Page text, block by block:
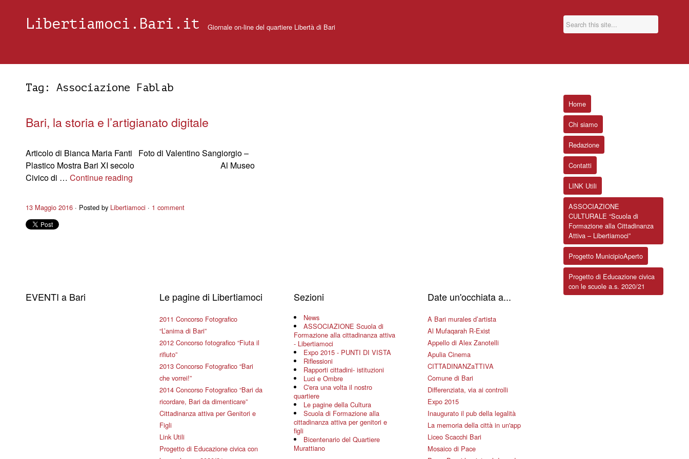
Libertiamoci.Bari.it Giornale on-line del quartiere Libertà di Bari
Tag: Associazione Fablab
Bari, la storia e l’artigianato digitale
Articolo di Bianca Maria Fanti Foto di Valentino Sangiorgio –
Plastico Mostra Bari XI secolo Al Museo
Civico di … Continue reading
13 Maggio 2016 Posted by Libertiamoci 1 comment
EVENTI a Bari Le pagine di Libertiamoci
2011 Concorso Fotografico
“L’anima di Bari”
2012 Concorso fotografico “Fiuta il
rifiuto”
2013 Concorso Fotografico “Bari
che vorrei!”
2014 Concorso Fotografico “Bari da
ricordare, Bari da dimenticare”
Cittadinanza attiva per Genitori e
Figli
Link Utili
Progetto di Educazione civica con
Sezioni
News
ASSOCIAZIONE Scuola di
Formazione alla cittadinanza attiva
- Libertiamoci
Expo 2015 - PUNTI DI VISTA
Riflessioni
Rapporti cittadini- istituzioni
Luci e Ombre
C'era una volta il nostro
quartiere
Le pagine della Cultura
Scuola di Formazione alla
cittadinanza attiva per genitori e
figli
Bicentenario del Quartiere
Murattiano
Date un'occhiata a...
A Bari murales d’artista
Al Mufaqarah R-Exist
Appello di Alex Zanotelli
Apulia Cinema
CITTADINANZaTTIVA
Comune di Bari
Differenziata, via ai controlli
Expo 2015
Inaugurato il pub della legalità
La memoria della città in un'app
Liceo Scacchi Bari
Mosaico di Pace
Home
Chi siamo
Redazione
Contatti
LINK Utili
ASSOCIAZIONE
CULTURALE “Scuola di
Formazione alla Cittadinanza
Attiva – Libertiamoci”
Progetto MunicipioAperto
Progetto di Educazione civica
con le scuole a.s. 2020/21